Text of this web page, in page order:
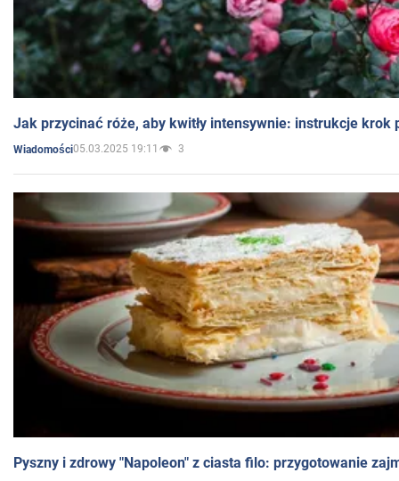
Jak przycinać róże, aby kwitły intensywnie: instrukcje krok
Wiadomości05.03.2025 19:11 3
Pyszny i zdrowy "Napoleon" z ciasta filo: przygotowanie